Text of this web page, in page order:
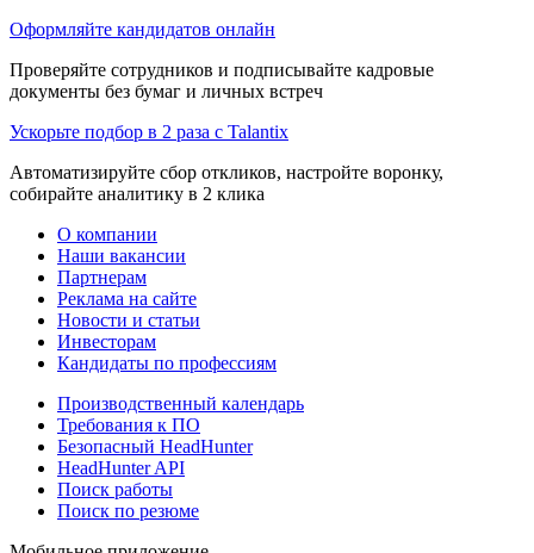
Оформляйте кандидатов онлайн
Проверяйте сотрудников и подписывайте кадровые
документы без бумаг и личных встреч
Ускорьте подбор в 2 раза с Talantix
Автоматизируйте сбор откликов, настройте воронку,
собирайте аналитику в 2 клика
О компании
Наши вакансии
Партнерам
Реклама на сайте
Новости и статьи
Инвесторам
Кандидаты по профессиям
Производственный календарь
Требования к ПО
Безопасный HeadHunter
HeadHunter API
Поиск работы
Поиск по резюме